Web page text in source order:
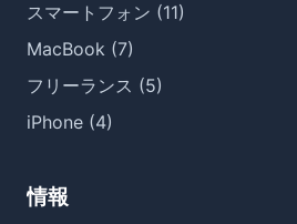
スマートフォン (11)
MacBook (7)
フリーランス (5)
iPhone (4)
情報